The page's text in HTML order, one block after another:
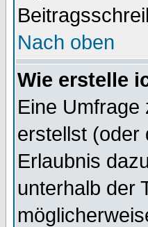
Nach oben
Wie erstelle
Eine Umfrage
erstellst (oder
Erlaubnis
unterhalb der